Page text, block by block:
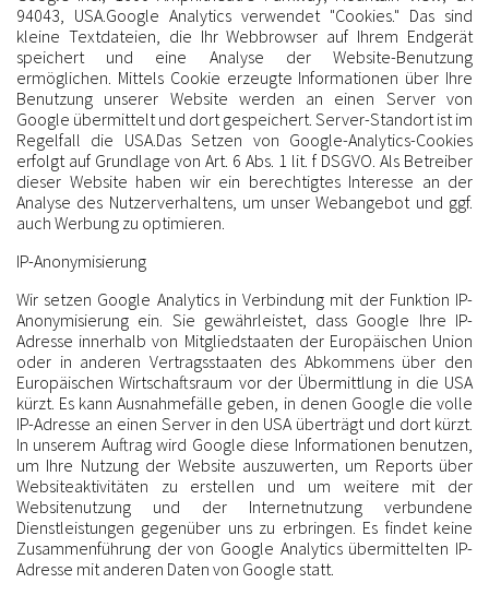
94043, USA.Google Analytics verwendet "Cookies." Das sind
kleine Textdateien, die Ihr Webbrowser auf Ihrem Endgerät
speichert und eine Analyse der Website-Benutzung
ermöglichen. Mittels Cookie erzeugte Informationen über Ihre
Benutzung unserer Website werden an einen Server von
Google übermittelt und dort gespeichert. Server-Standort ist im
Regelfall die USA.Das Setzen von Google-Analytics-Cookies
erfolgt auf Grundlage von Art. 6 Abs. 1 lit. f DSGVO. Als Betreiber
dieser Website haben wir ein berechtigtes Interesse an der
Analyse des Nutzerverhaltens, um unser Webangebot und ggf.
auch Werbung zu optimieren.
IP-Anonymisierung
Wir setzen Google Analytics in Verbindung mit der Funktion IP-
Anonymisierung ein. Sie gewährleistet, dass Google Ihre IP-
Adresse innerhalb von Mitgliedstaaten der Europäischen Union
oder in anderen Vertragsstaaten des Abkommens über den
Europäischen Wirtschaftsraum vor der Übermittlung in die USA
kürzt. Es kann Ausnahmefälle geben, in denen Google die volle
IP-Adresse an einen Server in den USA überträgt und dort kürzt.
In unserem Auftrag wird Google diese Informationen benutzen,
um Ihre Nutzung der Website auszuwerten, um Reports über
Websiteaktivitäten zu erstellen und um weitere mit der
Websitenutzung und der Internetnutzung verbundene
Dienstleistungen gegenüber uns zu erbringen. Es findet keine
Zusammenführung der von Google Analytics übermittelten IP-
Adresse mit anderen Daten von Google statt.